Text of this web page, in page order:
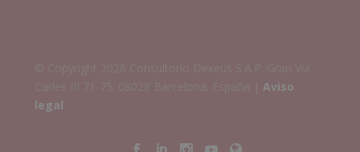
Aviso
legal